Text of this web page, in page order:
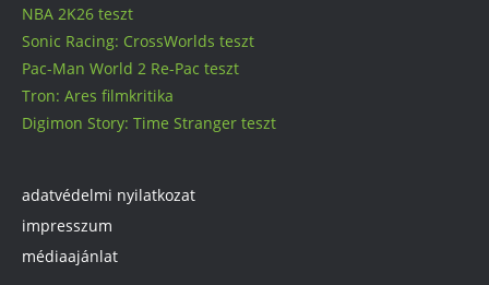
NBA 2K26 teszt
Sonic Racing: CrossWorlds teszt
Pac-Man World 2 Re-Pac teszt
Tron: Ares filmkritika
Digimon Story: Time Stranger teszt
adatvédelmi nyilatkozat
impresszum
médiaajánlat